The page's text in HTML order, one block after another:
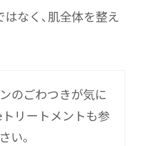
なく、肌全体を整え
のごわつきが気に
リートメントも参
い。